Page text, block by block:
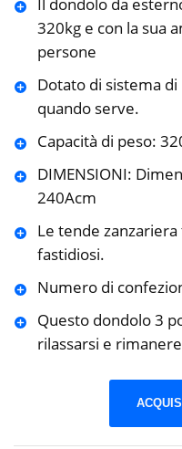
Il dondolo da
320kg e con la sua
persone
Dotato di sistema
quando serve.
Capacità di peso:
DIMENSIONI:
240Acm
Le tende
fastidiosi.
Numero di
Questo dondolo 3
rilassarsi e